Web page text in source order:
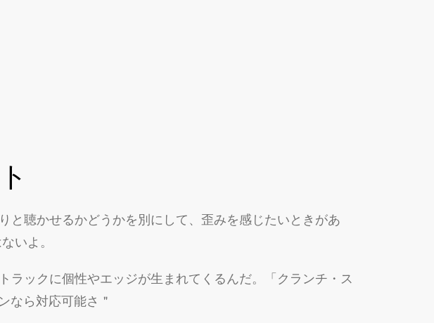
と聴かせるかどうかを別にして、歪みを感じたいときがあ
いよ。
ックに個性やエッジが生まれてくるんだ。「クランチ・ス
なら対応可能さ＂